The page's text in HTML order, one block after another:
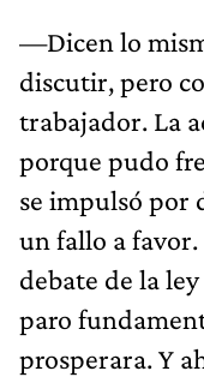
—Dicen lo
discutir, pero
trabajador. La
porque pudo
se impulsó por
un fallo a favor.
debate de la
paro
prosperara. Y